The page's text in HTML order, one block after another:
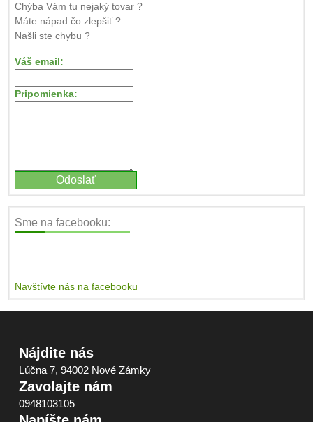
Chýba Vám tu nejaký tovar ?
Máte nápad čo zlepšiť ?
Našli ste chybu ?
Váš email:
Pripomienka:
Sme na facebooku:
Navštívte nás na facebooku
Nájdite nás
Lúčna 7, 94002 Nové Zámky
Zavolajte nám
0948103105